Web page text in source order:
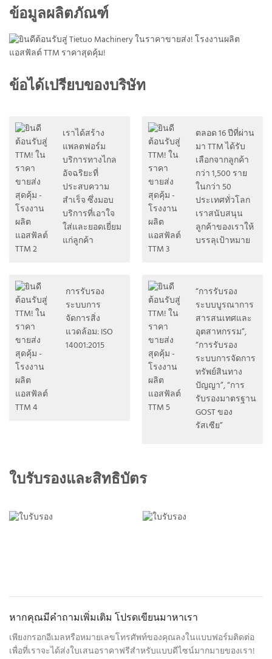
ข้อมูลผลิตภัณฑ์
ข้อได้เปรียบของบริษัท
เราได้สร้าง
แพลตฟอร์ม
บริการทางไกล
อัจฉริยะที่
ประสบความ
สำเร็จ ซึ่งมอบ
บริการที่เอาใจ
ใส่และยอดเยี่ยม
แก่ลูกค้า
ตลอด 16 ปีที่ผ่าน
มา TTM ได้รับ
เลือกจากลูกค้า
กว่า 1,500 ราย
ในกว่า 50
ประเทศทั่วโลก
เราสนับสนุน
ลูกค้าของเราให้
บรรลุเป้าหมาย
การรับรอง
ระบบการ
จัดการสิ่ง
แวดล้อม: ISO
14001:2015
“การรับรอง
ระบบบูรณาการ
สารสนเทศและ
อุตสาหกรรม”,
“การรับรอง
ระบบการจัดการ
ทรัพย์สินทาง
ปัญญา”, “การ
รับรองมาตรฐาน
GOST ของ
รัสเซีย”
ใบรับรองและสิทธิบัตร
หากคุณมีคำถามเพิ่มเติม โปรดเขียนมาหาเรา
เพียงกรอกอีเมลหรือหมายเลขโทรศัพท์ของคุณลงในแบบฟอร์มติดต่อ
เพื่อที่เราจะได้ส่งใบเสนอราคาฟรีสำหรับแบบดีไซน์มากมายของเรา!